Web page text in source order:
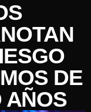
DE
AÑOS